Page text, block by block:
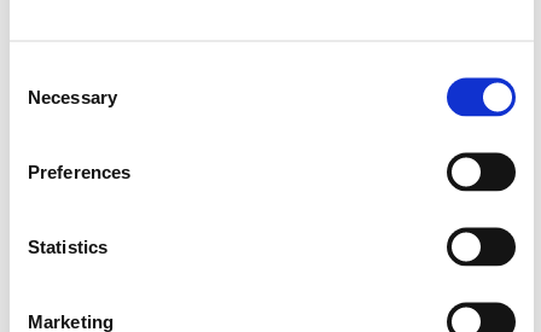
Selection
Necessary
Preferences
Statistics
Marketing